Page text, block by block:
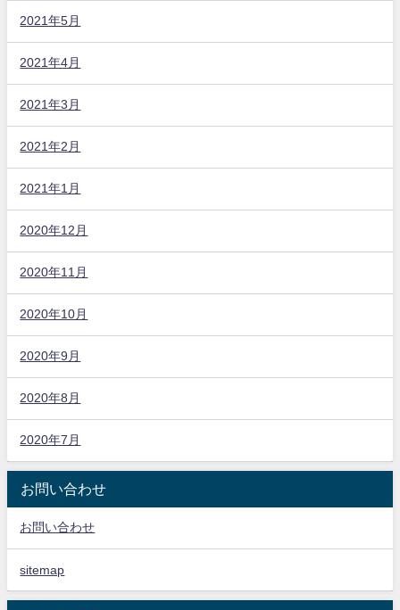
2021年5月
2021年4月
2021年3月
2021年2月
2021年1月
2020年12月
2020年11月
2020年10月
2020年9月
2020年8月
2020年7月
お問い合わせ
お問い合わせ
sitemap